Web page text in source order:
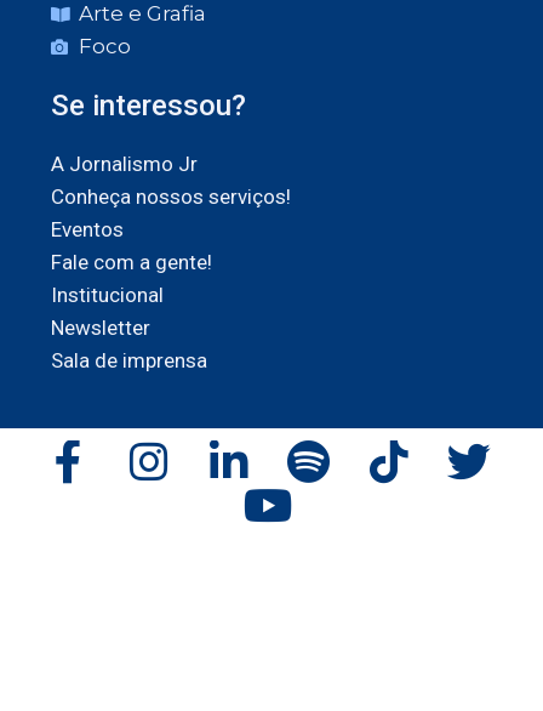
Arte e Grafia
Foco
Se interessou?
A Jornalismo Jr
Conheça nossos serviços!
Eventos
Fale com a gente!
Institucional
Newsletter
Sala de imprensa